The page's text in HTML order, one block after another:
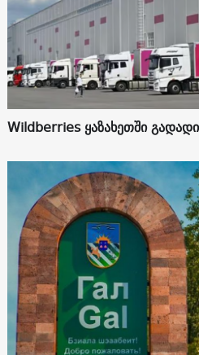
Wildberries ყაზახეთში